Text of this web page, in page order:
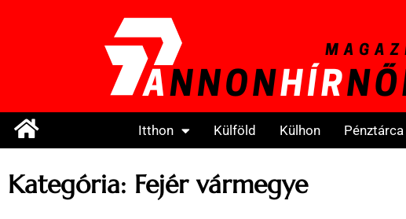
Itthon Külföld Külhon Pénztárca
Kategória: Fejér vármegye